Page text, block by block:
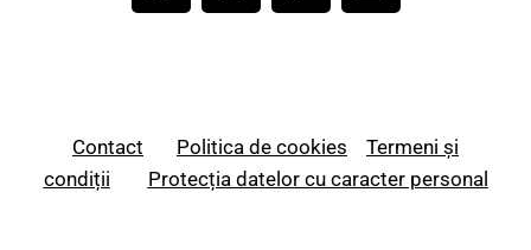
Contact Politica de cookies
Termeni și
condiții
Protecția datelor cu caracter personal